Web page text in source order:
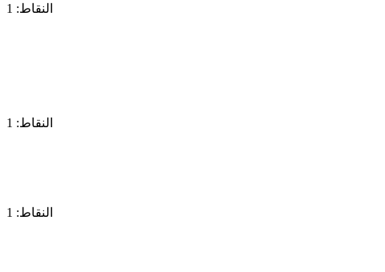
النقاط: 1
النقاط: 1
النقاط: 1